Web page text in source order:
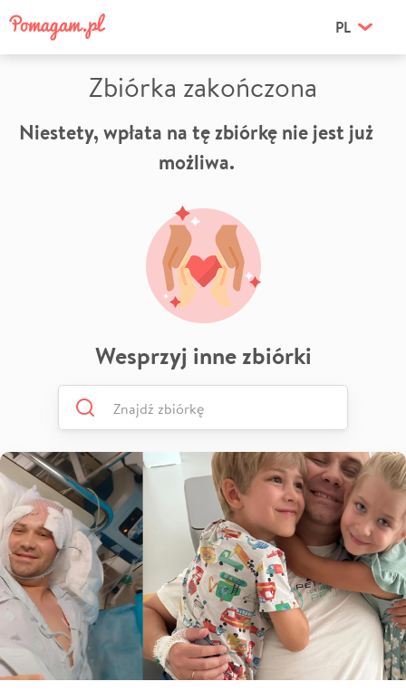
PL
Zbiórka zakończona
Niestety, wpłata na tę zbiórkę nie jest już
możliwa.
Wesprzyj inne zbiórki